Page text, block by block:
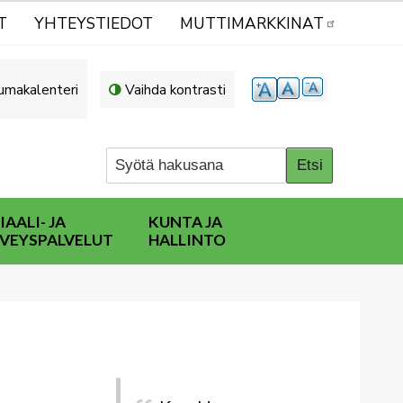
YHTEYSTIEDOT MUTTIMARKKINAT
Vaihda kontrasti
JA
KUNTA JA
HALLINTO